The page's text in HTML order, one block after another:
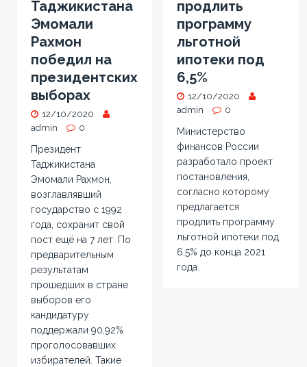
Таджикистана
Эмомали
Рахмон
победил на
президентских
выборах
12/10/2020
admin
0
Президент
Таджикистана
Эмомали Рахмон,
возглавлявший
государство с 1992
года, сохранит свой
пост ещё на 7 лет. По
предварительным
результатам
прошедших в стране
выборов его
кандидатуру
поддержали 90,92%
проголосовавших
избирателей. Такие
продлить
программу
льготной
ипотеки под
6,5%
12/10/2020
admin
0
Министерство
финансов России
разработало проект
постановления,
согласно которому
предлагается
продлить программу
льготной ипотеки под
6,5% до конца 2021
года.